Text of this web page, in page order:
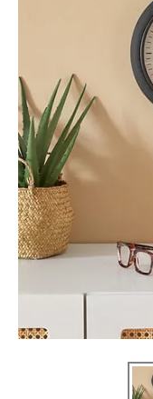
NOVI